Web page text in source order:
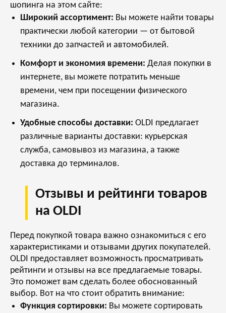
шопинга на этом сайте:
Широкий ассортимент: Вы можете найти товары
практически любой категории — от бытовой
техники до запчастей и автомобилей.
Комфорт и экономия времени: Делая покупки в
интернете, вы можете потратить меньше
времени, чем при посещении физического
магазина.
Удобные способы доставки: OLDI предлагает
различные варианты доставки: курьерская
служба, самовывоз из магазина, а также
доставка до терминалов.
Отзывы и рейтинги товаров
на OLDI
Перед покупкой товара важно ознакомиться с его
характеристиками и отзывами других покупателей.
OLDI предоставляет возможность просматривать
рейтинги и отзывы на все предлагаемые товары.
Это поможет вам сделать более обоснованный
выбор. Вот на что стоит обратить внимание:
Функция сортировки: Вы можете сортировать